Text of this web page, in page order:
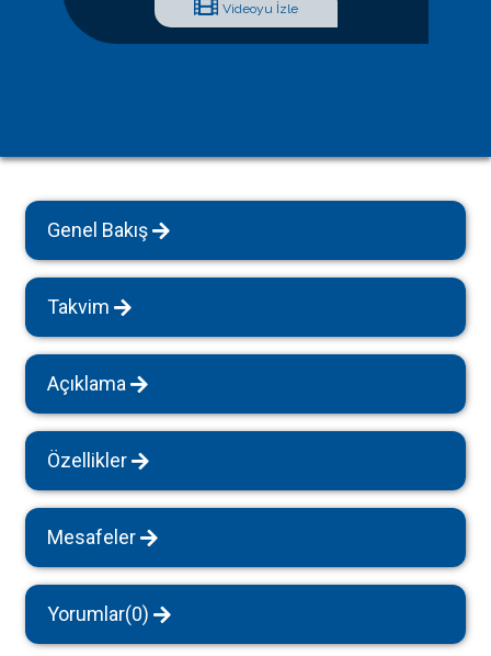
Videoyu İzle
Genel Bakış
Takvim
Açıklama
Özellikler
Mesafeler
Yorumlar(0)